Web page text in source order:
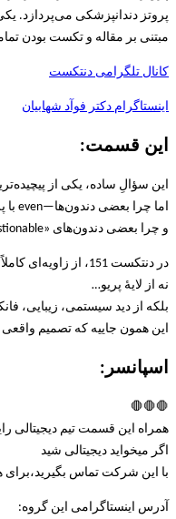
پروتز دندانپزشکی می‌پردازد.
مبتنی بر مقاله و تکست بودن
کانال تلگرامی دنتکست
اینستاگرام دکتر فوآد شهابیان
این قسمت:
این سؤالِ ساده، یکی از
اما چرا بعضی دندون‌ها—even با پریوی خوب—نباید بمونن؟
و چرا بعضی دندون‌های «questionable» اتفاقاً باید حفظ بشن؟
در دنتکست 151، از زاویه‌ای کاملاً متفاوت به موضوع نگاه کردیم:
نه از لایهٔ پریو…
بلکه از دید سیستمی، زیبایی،
این همون جاییه که تصمیم
اسپانسر:
🛑🛑🛑
همراه این قسمت تیم دیجیتالی
اگر میخواید دیجیتالی شید
با این شرکت تماس بگیرید،برای
آدرس اینستاگرامی این گروه: